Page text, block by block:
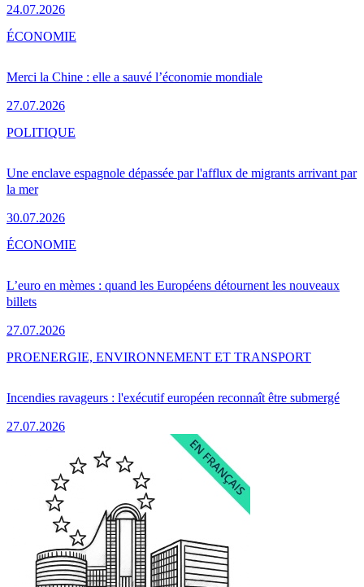
24.07.2026
Merci la Chine : elle a sauvé l’économie mondiale
27.07.2026
ÉCONOMIE
Une enclave espagnole dépassée par l'afflux de migrants arrivant par
la mer
30.07.2026
POLITIQUE
L’euro en mèmes : quand les Européens détournent les nouveaux
billets
27.07.2026
ÉCONOMIE
Incendies ravageurs : l'exécutif européen reconnaît être submergé
27.07.2026
PROENERGIE, ENVIRONNEMENT ET TRANSPORT